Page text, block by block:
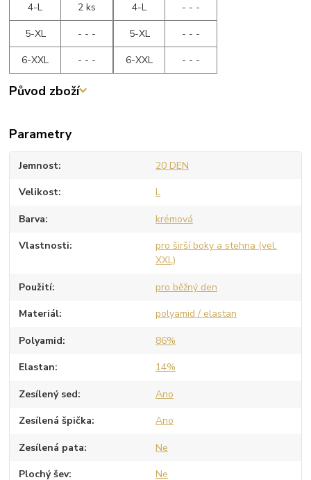
4-L
2 ks
5-XL
- - -
6-XXL
- - -
4-L
- - -
5-XL
- - -
6-XXL
- - -
Původ zboží
Parametry
Jemnost 20 DEN
Velikost L
Barva krémová
Vlastnosti
pro širší boky a stehna (vel.
XXL)
Použití pro běžný den
Materiál polyamid / elastan
Polyamid 86%
Elastan 14%
Zesílený sed Ano
Zesílená špička Ano
Zesílená pata Ne
Plochý šev Ne